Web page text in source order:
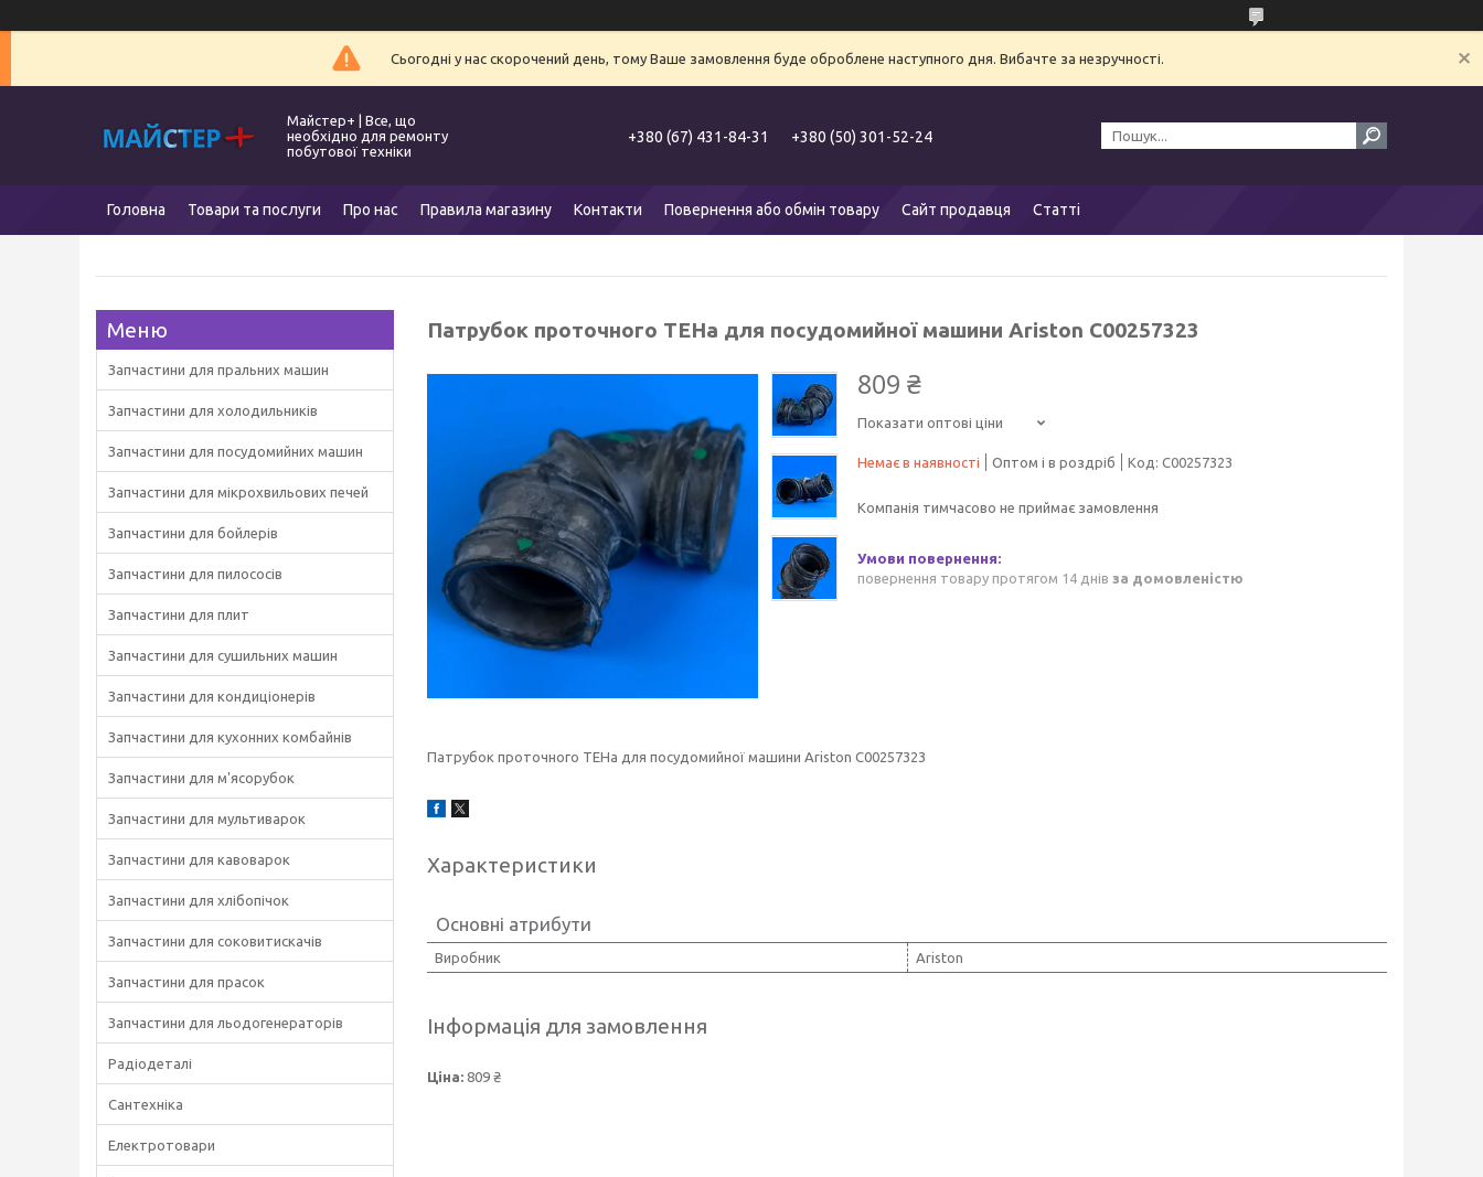
Сьогодні у нас скорочений день, тому Ваше замовлення буде оброблене наступного дня. Вибачте за незручності.
Майстер+ | Все, що
необхідно для ремонту
побутової техніки
+380 (67) 431-84-31 +380 (50) 301-52-24
Головна Товари та послуги Про нас Правила магазину Контакти Повернення або обмін товару Сайт продавця Статті
Патрубок проточного ТЕНа для посудомийної машини Ariston C00257323
809 ₴
Показати оптові ціни
Немає в наявності Оптом і в роздріб Код: C00257323
Компанія тимчасово не приймає замовлення
повернення товару протягом 14 днів за домовленістю
Патрубок проточного ТЕНа для посудомийної машини Ariston C00257323
Характеристики
Основні атрибути
Виробник Ariston
Інформація для замовлення
Ціна: 809 ₴
Запчастини для пральних машин
Запчастини для холодильників
Запчастини для посудомийних машин
Запчастини для мікрохвильових печей
Запчастини для бойлерів
Запчастини для пилососів
Запчастини для плит
Запчастини для сушильних машин
Запчастини для кондиціонерів
Запчастини для кухонних комбайнів
Запчастини для м'ясорубок
Запчастини для мультиварок
Запчастини для кавоварок
Запчастини для хлібопічок
Запчастини для соковитискачів
Запчастини для прасок
Запчастини для льодогенераторів
Радіодеталі
Сантехніка
Електротовари